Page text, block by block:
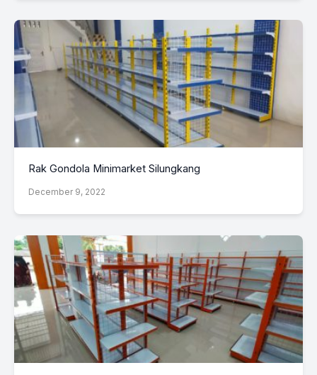
Rak Gondola Minimarket Silungkang
December 9, 2022